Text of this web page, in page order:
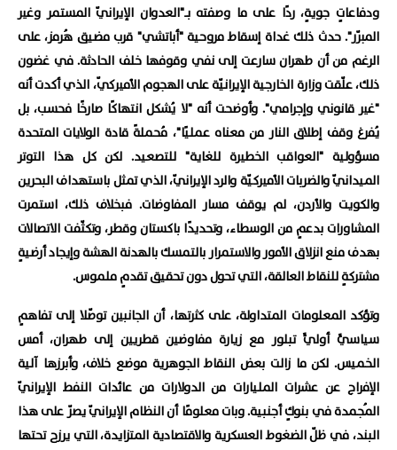
ودفاعاتٍ جويةٍ، ردًا على ما وصفته بـ"العدوان الإيرانيّ المستمر وغير
المبرّر". حدث ذلك غداة إسقاط مروحية "أباتشي" قرب مضيق هُرمز، على
الرغم من أن طهران سارعت إلى نفي وقوفها خلف الحادثة. في غضون
ذلك، علّقت وزارة الخارجية الإيرانيّة على الهجوم الأميركيّ، الذي أكدت أنه
"غير قانوني وإجرامي". وأوضحت أنه "لا يُشكل انتهاكًا صارخًا فحسب، بل
يُفرغ وقف إطلاق النار من معناه عمليًا"، مُحملةً قادة الولايات المتحدة
مسؤولية "العواقب الخطيرة للغاية" للتصعيد. لكن كل هذا التوتر
الميدانيّ والضربات الأميركيّة والرد الإيرانيّ، الذي تمثل باستهداف البحرين
والكويت والأردن، لم يوقف مسار المفاوضات. فبخلاف ذلك، استمرت
المشاورات بدعمٍ من الوسطاء، وتحديدًا باكستان وقطر، وتكثّفت الاتصالات
بهدف منع انزلاق الأمور والاستمرار بالتمسك بالهدنة الهشة وإيجاد أرضيةٍ
مشتركةٍ للنقاط العالقة، التي تحول دون تحقيق تقدمٍ ملموس.
وتؤكد المعلومات المتداولة، على كثرتها، أن الجانبين توصّلا إلى تفاهمٍ
سياسيٍّ أوليٍّ تبلور مع زيارة مفاوضين قطريين إلى طهران، أمس
الخميس. لكن ما زالت بعض النقاط الجوهرية موضع خلاف، وأبرزها آلية
الإفراج عن عشرات المليارات من الدولارات من عائدات النفط الإيرانيّ
المُجمدة في بنوكٍ أجنبية. وبات معلومًا أن النظام الإيرانيّ يصرّ على هذا
البند، في ظلّ الضغوط العسكرية والاقتصادية المتزايدة، التي يرزح تحتها